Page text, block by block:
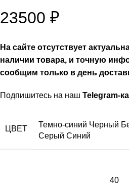
23500 ₽
На сайте отсутствует
наличии товара, и точную
сообщим только в день
Подпишитесь на наш Telegram-
ЦВЕТ Темно-синий Черный
Серый Синий
40